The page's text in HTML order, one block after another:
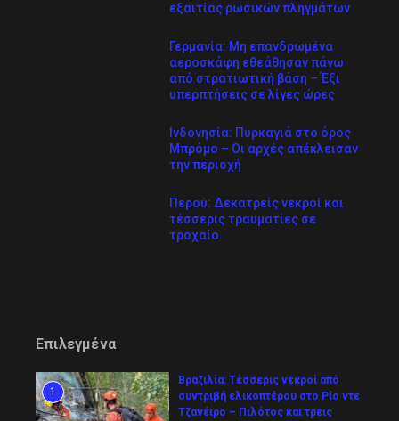
εξαιτίας ρωσικών πληγμάτων
Γερμανία: Μη επανδρωμένα
αεροσκάφη εθεάθησαν πάνω
από στρατιωτική βάση – Έξι
υπερπτήσεις σε λίγες ώρες
Ινδονησία: Πυρκαγιά στο όρος
Μπρόμο – Οι αρχές απέκλεισαν
την περιοχή
Περού: Δεκατρείς νεκροί και
τέσσερις τραυματίες σε
τροχαίο
Επιλεγμένα
1
Βραζιλία: Τέσσερις νεκροί από
συντριβή ελικοπτέρου στο Ρίο ντε
Τζανέιρο – Πιλότος και τρεις